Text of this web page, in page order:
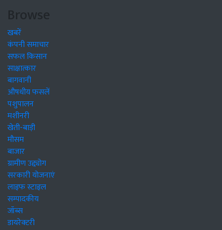
Browse
खबरें
कंपनी समाचार
सफल किसान
साक्षात्कार
बागवानी
औषधीय फसलें
पशुपालन
मशीनरी
खेती-बाड़ी
मौसम
बाजार
ग्रामीण उद्द्योग
सरकारी योजनाएं
लाइफ स्टाइल
सम्पादकीय
जॉब्स
डायरेक्टरी